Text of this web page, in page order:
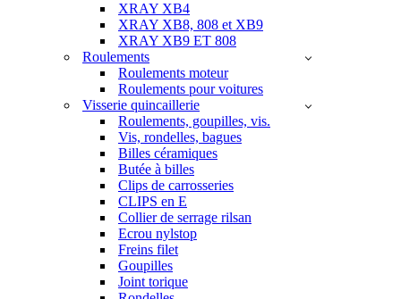
XRAY XB4
XRAY XB8, 808 et XB9
XRAY XB9 ET 808
Roulements
Roulements moteur
Roulements pour voitures
Visserie quincaillerie
Roulements, goupilles, vis.
Vis, rondelles, bagues
Billes céramiques
Butée à billes
Clips de carrosseries
CLIPS en E
Collier de serrage rilsan
Ecrou nylstop
Freins filet
Goupilles
Joint torique